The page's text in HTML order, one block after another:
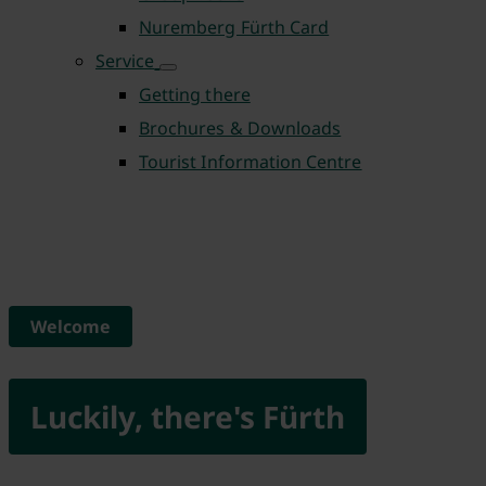
Nuremberg Fürth Card
Service
Getting there
Brochures & Downloads
Tourist Information Centre
Luckily, there's Fürth
Welcome